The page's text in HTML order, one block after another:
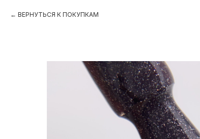
ВЕРНУТЬСЯ К ПОКУПКАМ